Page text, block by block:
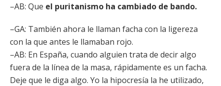
–AB: Que el puritanismo ha cambiado de bando.
–GA: También ahora le llaman facha con la ligereza
con la que antes le llamaban rojo.
–AB: En España, cuando alguien trata de decir algo
fuera de la línea de la masa, rápidamente es un facha.
Deje que le diga algo. Yo la hipocresía la he utilizado,